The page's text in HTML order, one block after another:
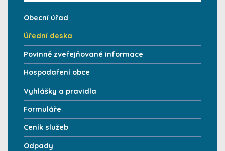
Obecní úřad
Úřední deska
Povinně zveřejňované informace
Hospodaření obce
Vyhlášky a pravidla
Formuláře
Ceník služeb
Odpady